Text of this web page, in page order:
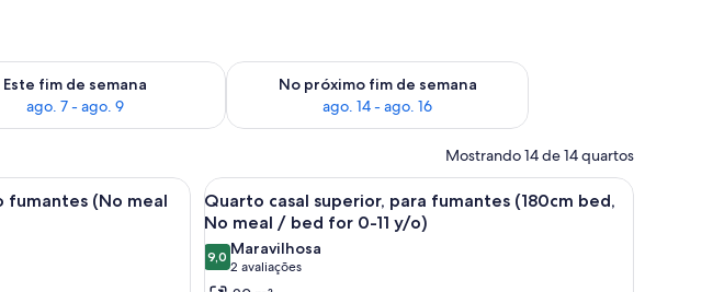
9
Este fim de semana
ago. 7 - ago. 9
para este fim de semana, ago. 7 - ago. 9
No próximo fim de semana
ago. 14 - ago. 16
Verifica a disponibilidade para o próximo fim de semana,
Mostrando 14 de 14 quartos
cadeira.
de hotel com cama, escrivaninha, cadeira, televisão e janela.
fumantes (No meal
Carrega
todas
as
fotos
Quarto de hotel com cama, televisão,
16
Quarto casal superior, para fumantes (180cm bed,
No meal / bed for 0-11 y/o)
9,09,0 de 10
Maravilhosa
2 avaliações
(2